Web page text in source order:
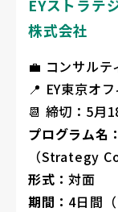
EYストラテ
株式会社
💼 コンサルテ
📍 EY東京オ
📆 締切：5月
プログラム名：
（Strategy
形式：対面
期間： 4日間